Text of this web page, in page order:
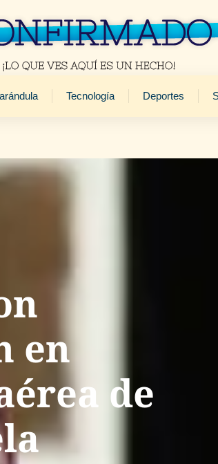
Tecnología Deportes
en
de